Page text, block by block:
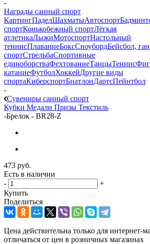
-
Награды санный спорт
КартингПаделШахматыАвтоспорт
спортКонькобежный спортЛёгкая
атлетикаЛыжиМотоспортНастольный
теннисПлаваниеБоксСноубордБейсбол,
спортСтрельбаСпортивные
единоборстваФехтованиеТанцыТеннис
катаниеФутболХоккейДругие виды
спортаКиберспортБиатлонДартсПейнтбол
-
Сувениры санный спорт
Кубки Медали Призы Текстиль
-Брелок - BR28-Z
473 руб.
Есть в наличии
-
+
Купить
Поделиться
Цена действительна только для интернет-
отличаться от цен в розничных магазинах